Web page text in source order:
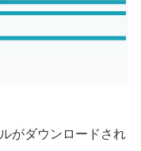
がダウンロードされ